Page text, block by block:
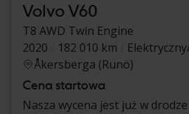
Volvo V60
T8 AWD Twin Engine
2020
182 010 km
Åkersberga (Runö)
Cena startowa
Nasza wycena jest już w drodze